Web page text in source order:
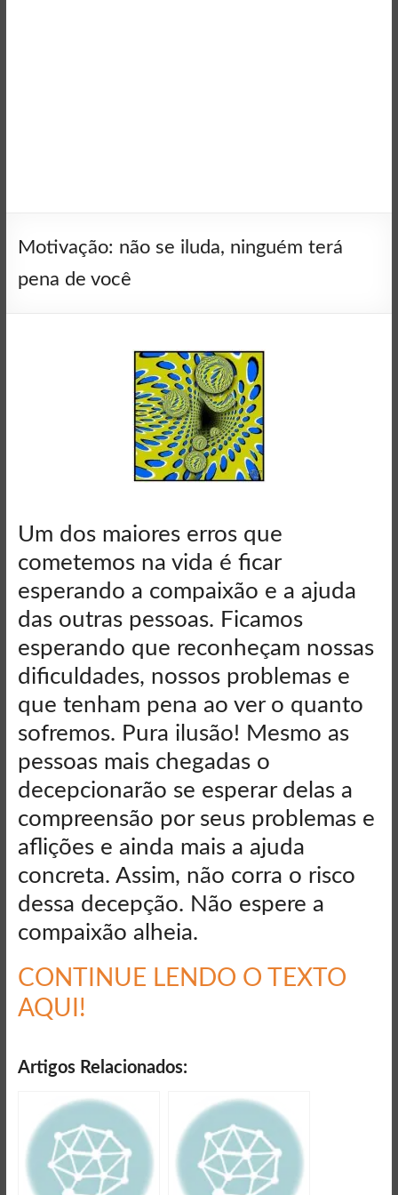
Motivação: não se iluda, ninguém terá
pena de você
Um dos maiores erros que
cometemos na vida é ficar
esperando a compaixão e a ajuda
das outras pessoas. Ficamos
esperando que reconheçam nossas
dificuldades, nossos problemas e
que tenham pena ao ver o quanto
sofremos. Pura ilusão! Mesmo as
pessoas mais chegadas o
decepcionarão se esperar delas a
compreensão por seus problemas e
aflições e ainda mais a ajuda
concreta. Assim, não corra o risco
dessa decepção. Não espere a
compaixão alheia.
CONTINUE LENDO O TEXTO
AQUI!
Artigos Relacionados: